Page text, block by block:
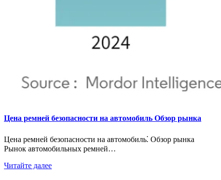
Цена ремней безопасности на автомобиль Обзор рынка
Цена ремней безопасности на автомобиль⁚ Обзор рынка
Рынок автомобильных ремней…
Читайте далее